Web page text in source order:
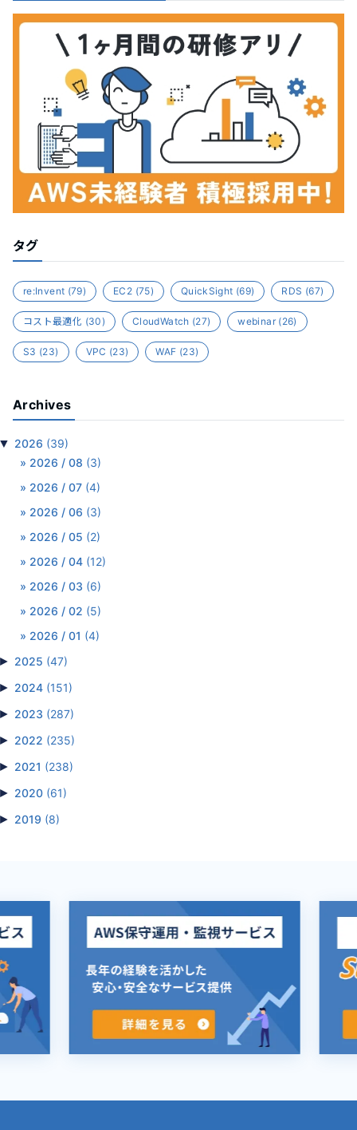
タグ
re:Invent (79) EC2 (75) QuickSight (69) RDS (67)
コスト最適化 (30) CloudWatch (27) webinar(26)
S3 (23) VPC (23) WAF (23)
Archives
2026 (39)
2026 / 08 (3)
2026 / 07 (4)
2026 / 06 (3)
2026 / 05 (2)
2026 / 04 (12)
2026 / 03 (6)
2026 / 02 (5)
2026 / 01 (4)
2025 (47)
2024 (151)
2023 (287)
2022 (235)
2021 (238)
2020 (61)
2019 (8)